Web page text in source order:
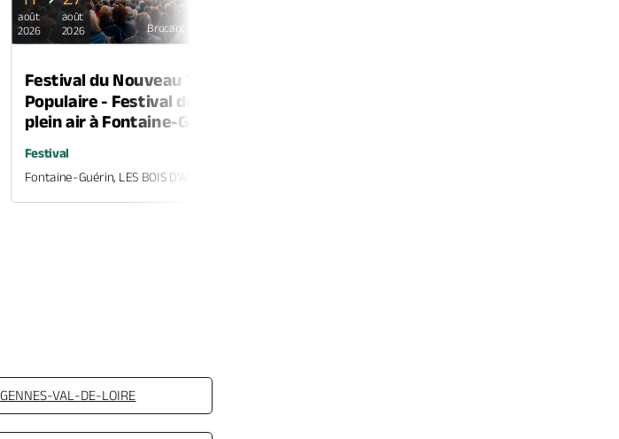
Brocante de la Fontaine Zen
août
2026
août
2026
Festival du Nouveau Théâtre
Populaire - Festival de théâtre en
plein air à Fontaine-Guérin
Festival
Fontaine-Guérin, LES BOIS D'ANJOU
VAL-DE-LOIRE